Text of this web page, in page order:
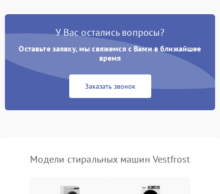
Замена платы управления 2200 ₽ Подробнее →
У Вас остались вопросы?
Оставьте заявку, мы свяжемся с Вами в ближайшее
время
Заказать звонок
Модели стиральных машин Vestfrost